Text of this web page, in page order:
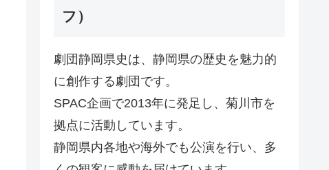
フ）
劇団静岡県史は、静岡県の歴史を魅力的
に創作する劇団です。
SPAC企画で2013年に発足し、菊川市を
拠点に活動しています。
静岡県内各地や海外でも公演を行い、多